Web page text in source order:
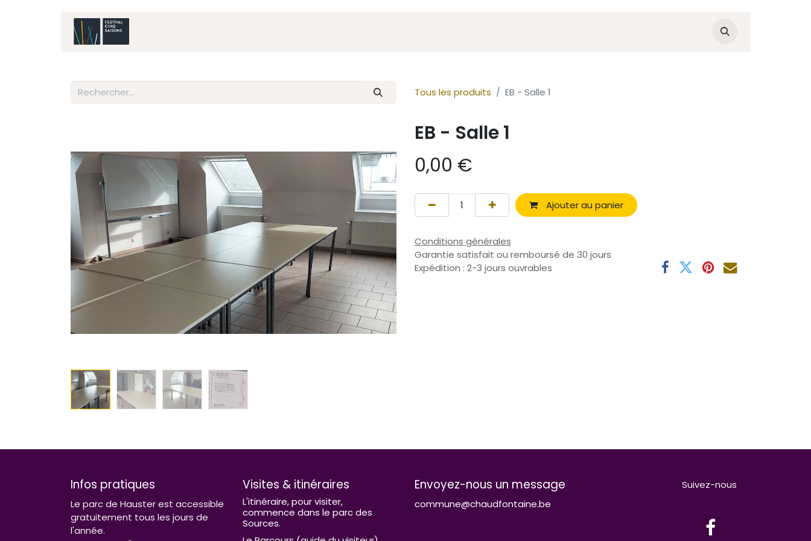
Tous les produits EB - Salle 1
EB - Salle 1
0,00 €
Ajouter au panier
Conditions générales
Garantie satisfait ou remboursé de 30 jours
Expédition : 2-3 jours ouvrables
Infos pratiques
Le parc de Hauster est accessible
gratuitement tous les jours de
l'année.
Visites & itinéraires
L'itinéraire, pour visiter,
commence dans le parc des
Sources.
Envoyez-nous un message
commune@chaudfontaine.be
Suivez-nous